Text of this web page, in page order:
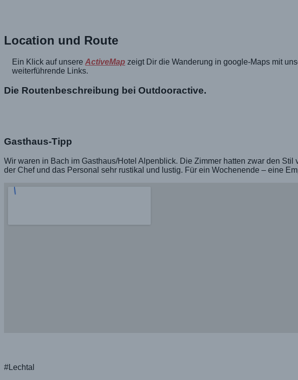
Location und Route
Ein Klick auf unsere ActiveMap zeigt Dir die Wanderung in google-Maps mit
weiterführende Links.
Die Routenbeschreibung bei Outdooractive.
Gasthaus-Tipp
Wir waren in Bach im Gasthaus/Hotel Alpenblick. Die Zimmer hatten zwar den
der Chef und das Personal sehr rustikal und lustig. Für ein Wochenende – eine
#Lechtal